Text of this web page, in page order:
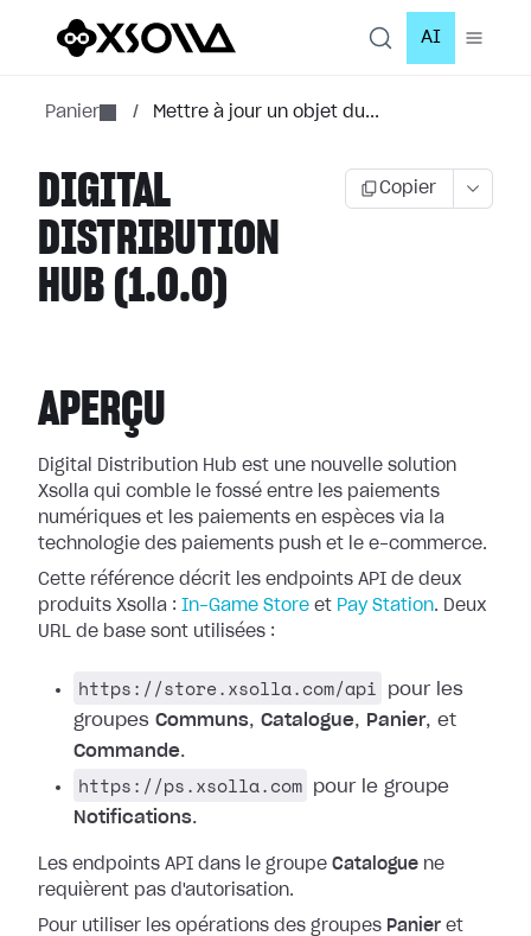
AI
Panier / Mettre à jour un objet du...
DIGITAL
DISTRIBUTION
HUB (1.0.0)
Copier
APERÇU
Digital Distribution Hub est une nouvelle solution
Xsolla qui comble le fossé entre les paiements
numériques et les paiements en espèces via la
technologie des paiements push et le e-commerce.
Cette référence décrit les endpoints API de deux
produits Xsolla : In-Game Store et Pay Station. Deux
URL de base sont utilisées :
https://store.xsolla.com/api
pour les
groupes Communs, Catalogue, Panier, et
Commande.
https://ps.xsolla.com
pour le groupe
Notifications.
Les endpoints API dans le groupe Catalogue ne
requièrent pas d'autorisation.
Pour utiliser les opérations des groupes Panier et